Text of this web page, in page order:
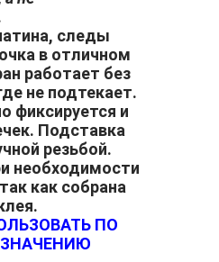
следы
в отличном
работает без
не подтекает.
фиксируется и
Подставка
резьбой.
необходимости
как собрана
ПО